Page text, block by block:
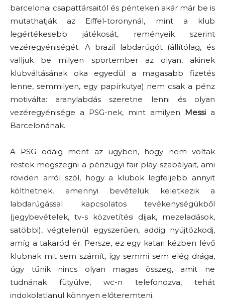
barcelonai csapattársaitól és pénteken akár már be is
mutathatják az Eiffel-toronynál, mint a klub
legértékesebb játékosát, reményeik szerint
vezéregyéniségét. A brazil labdarúgót (állítólag, és
valljuk be milyen sportember az olyan, akinek
klubváltásának oka egyedül a magasabb fizetés
lenne, semmilyen, egy papírkutya) nem csak a pénz
motiválta: aranylabdás szeretne lenni és olyan
vezéregyénisége a PSG-nek, mint amilyen Messi a
Barcelonának.
A PSG odáig ment az ügyben, hogy nem voltak
restek megszegni a pénzügyi fair play szabályait, ami
röviden arról szól, hogy a klubok legfeljebb annyit
költhetnek, amennyi bevételük keletkezik a
labdarúgással kapcsolatos tevékenységükből
(jegybevételek, tv-s közvetítési díjak, mezeladások,
satöbbi), végtelenül egyszerűen, addig nyújtózkodj,
amíg a takaród ér. Persze, ez egy katari kézben lévő
klubnak mit sem számít, így semmi sem elég drága,
úgy tűnik nincs olyan magas összeg, amit ne
tudnának fütyülve, wc-n telefonozva, tehát
indokolatlanul könnyen előteremteni.